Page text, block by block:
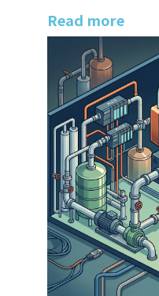
Read more